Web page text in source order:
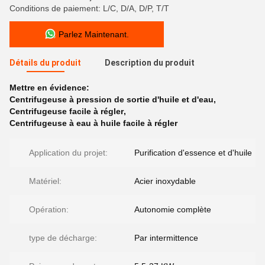
Conditions de paiement: L/C, D/A, D/P, T/T
Parlez Maintenant.
Détails du produit Description du produit
Mettre en évidence:
Centrifugeuse à pression de sortie d'huile et d'eau,
Centrifugeuse facile à régler,
Centrifugeuse à eau à huile facile à régler
Application du projet: Purification d'essence et d'huile
Matériel: Acier inoxydable
Opération: Autonomie complète
type de décharge: Par intermittence